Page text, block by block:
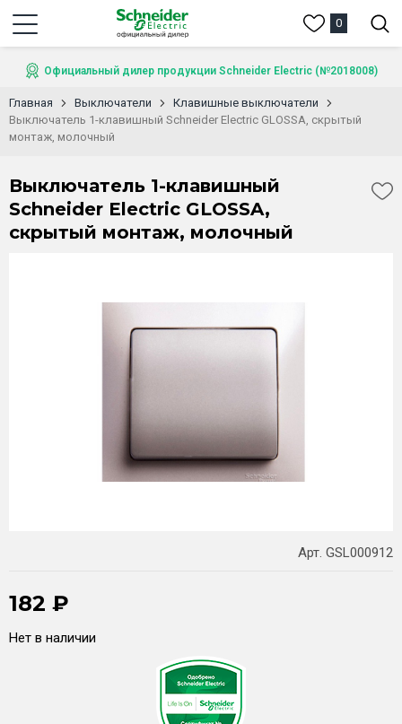
0
Официальный дилер продукции Schneider Electric (№2018008)
Главная Выключатели
Клавишные выключатели
Выключатель 1-клавишный Schneider Electric GLOSSA, скрытый
монтаж, молочный
Выключатель 1-клавишный
Schneider Electric GLOSSA,
скрытый монтаж, молочный
Арт. GSL000912
182 ₽
Нет в наличии